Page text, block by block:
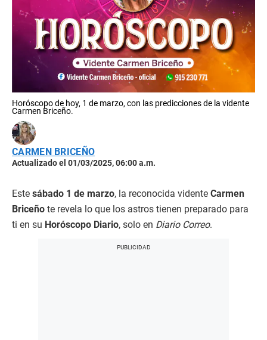
Horóscopo de hoy, 1 de marzo, con las predicciones de la vidente
Carmen Briceño.
CARMEN BRICEÑO
Actualizado el 01/03/2025, 06:00 a.m.
Este sábado 1 de marzo, la reconocida vidente Carmen
Briceño te revela lo que los astros tienen preparado para
ti en su Horóscopo Diario, solo en Diario Correo.